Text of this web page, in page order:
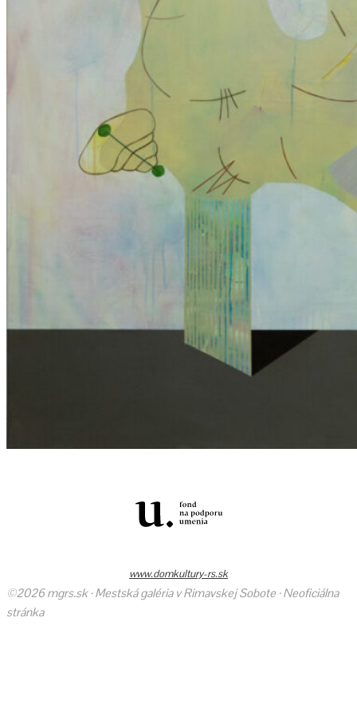
www.domkultury-rs.sk
©2026 mgrs.sk · Mestská galéria v Rimavskej Sobote · Neoficiálna
stránka